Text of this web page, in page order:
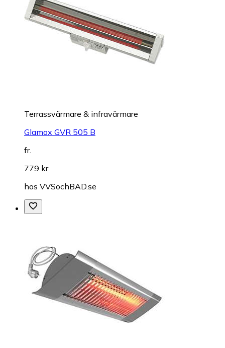
Terrassvärmare & infravärmare
Glamox GVR 505 B
fr.
779 kr
hos VVSochBAD.se